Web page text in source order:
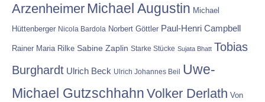
Arzenheimer Michael Augustin Michael
Hüttenberger Nicola Bardola Norbert Göttler Paul-Henri Campbell
Rainer Maria Rilke Sabine Zaplin Starke Stücke Sujata Bhatt Tobias
Burghardt Ulrich Beck Ulrich Johannes Beil Uwe-
Michael Gutzschhahn Volker Derlath Von